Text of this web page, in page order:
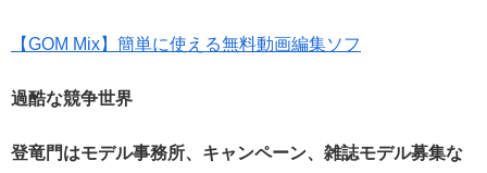
【GOM Mix】簡単に使える無料動画編集ソフ
過酷な競争世界
登竜門はモデル事務所、キャンペーン、雑誌モデル募集な